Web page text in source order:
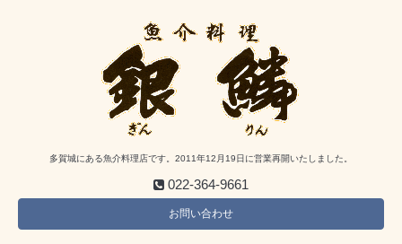
多賀城にある魚介料理店です。2011年12月19日に営業再開いたしました。
022-364-9661
お問い合わせ